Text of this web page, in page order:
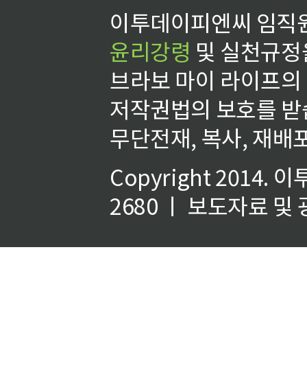
이투데이피엔씨 임
윤리강령 및 실천규
브라보 마이 라이프
저작권법의 보호를
무단전재, 복사, 재배
Copyright 2014. 이
2680 ㅣ 보도자료